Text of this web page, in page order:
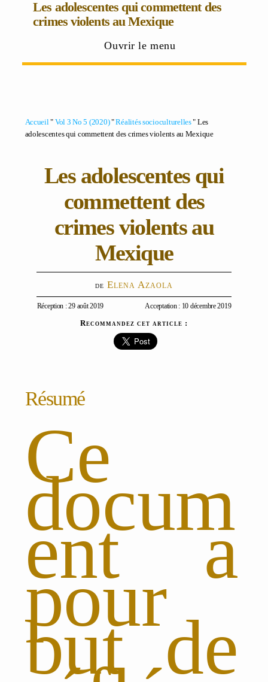
Les adolescentes qui commettent des
crimes violents au Mexique
Ouvrir le menu
Accueil " Vol 3 No 5 (2020)"Réalités socioculturelles" Les
adolescentes qui commettent des crimes violents au Mexique
Les adolescentes qui
commettent des
crimes violents au
Mexique
Elena Azaola
Réception : 29 août 2019 Acceptation : 10 décembre 2019
Recommandez cet article :
Résumé
Ce
docum
ent a
pour
but de